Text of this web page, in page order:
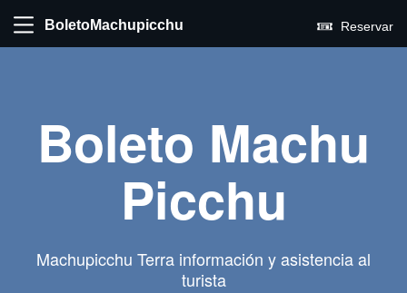
BoletoMachupicchu Reservar
Boleto Machu
Picchu
Machupicchu Terra información y asistencia al
turista